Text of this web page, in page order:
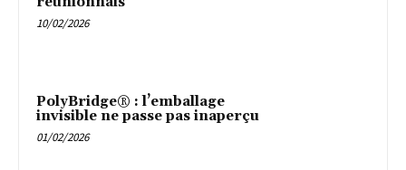
10/02/2026
PolyBridge® : l’emballage
invisible ne passe pas inaperçu
01/02/2026